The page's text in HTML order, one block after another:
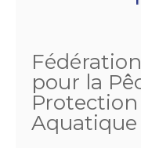
pour la
Aquatique